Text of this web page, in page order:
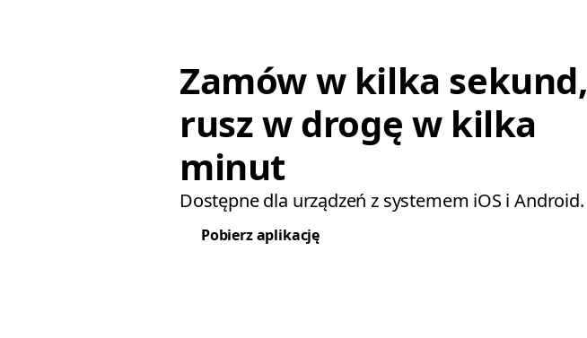
Zamów w kilka sekund,
rusz w drogę w kilka
minut
Dostępne dla urządzeń z systemem iOS i Android.
Pobierz aplikację